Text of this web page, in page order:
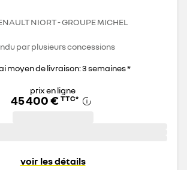
NIORT - GROUPE MICHEL
par plusieurs concessions
moyen de livraison: 3 semaines *
prix en ligne
45 400 € TTC*
voir les détails